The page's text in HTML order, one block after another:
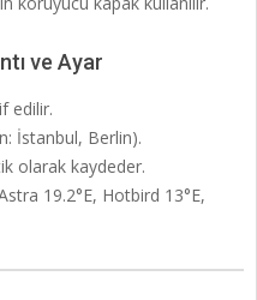
ve Ayar
edilir.
İstanbul, Berlin).
olarak kaydeder.
19.2°E, Hotbird 13°E,